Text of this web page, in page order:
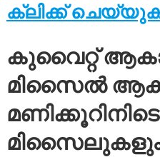
ക്ലിക്ക്
കുവൈറ്റ്
മിസൈൽ
മണിക്കൂറിനിടെ
മിസൈലുകളും